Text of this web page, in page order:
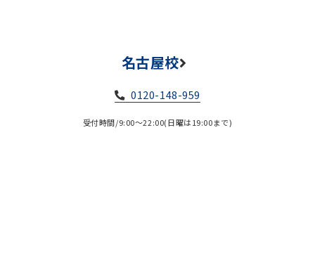
名古屋校
0120-148-959
受付時間/9:00～22:00(日曜は19:00まで)